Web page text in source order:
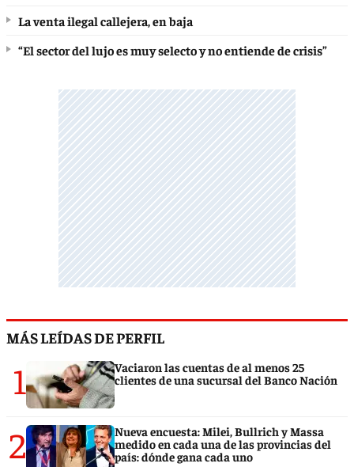
La venta ilegal callejera, en baja
“El sector del lujo es muy selecto y no entiende de crisis”
MÁS LEÍDAS DE PERFIL
1
Vaciaron las cuentas de al menos 25
clientes de una sucursal del Banco Nación
2
Nueva encuesta: Milei, Bullrich y Massa
medido en cada una de las provincias del
país: dónde gana cada uno